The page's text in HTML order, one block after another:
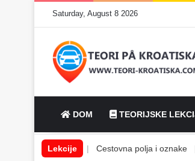
Saturday, August 8 2026
DOM TEORIJSKE
Lekcije
tekućine | Cestovna polja i oznake |